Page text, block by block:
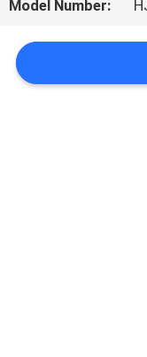
कारखाना
Model Number: